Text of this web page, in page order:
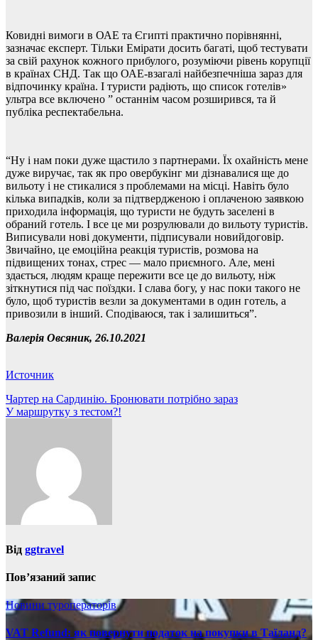
Ковидні вимоги в ОАЕ та Єгипті практично порівнянні,
зазначає експерт. Тільки Емірати досить багаті, щоб тестувати
за свій рахунок кожного прибулого, розуміючи рівень корупції
в країнах СНД. Так що ОАЕ-взагалі найбезпечніша зараз для
відпочинку країна. І туристи радіють, що список готелів»
ультра все включено ” останнім часом розширився, та й
публіка респектабельна.
“Ну і нам поки дуже щастило з партнерами. Їх охайність мене
дуже виручає, так як про овербукінг ми дізнавалися ще до
вильоту і не стикалися з проблемами на місці. Навіть було
кілька випадків, коли за підтвердженою і оплаченою заявкою
приходила інформація, що туристи не будуть заселені в
обраний готель. І все це ми розрулювали до вильоту туристів.
Виписували нові документи, підписували новийдоговір.
Звичайно, це емоційна реакція туристів, розмова на
підвищених тонах, стрес — мало приємного. Але, мені
здається, людям краще пережити все це до вильоту, ніж
зіткнутися під час поїздки. І слава богу, у нас поки такого не
було, щоб туристів везли за документами в один готель, а
привозили в інший. Сподіваюся, так і залишиться”.
Валерія Овсяник, 26.10.2021
Источник
Навігація
записів
Чартер на Сардинію. Бронювати потрібно зараз
У маршрутку з тестом?!
Від ggtravel
Пов’язаний запис
Новини туроператорів
VAT Refund: як повернути податок на покупки в Таїланд?